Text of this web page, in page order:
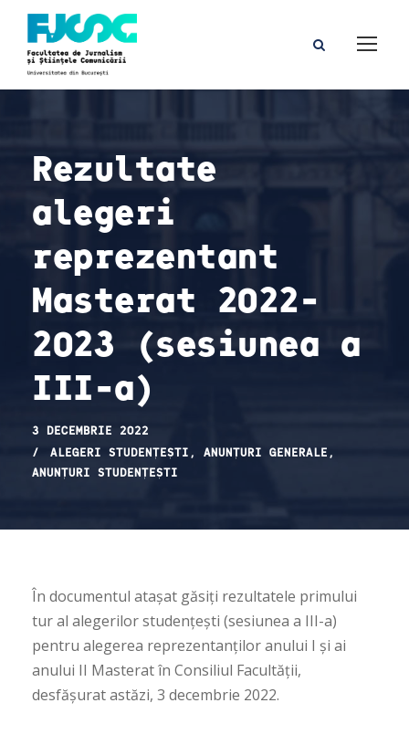
Rezultate
alegeri
reprezentant
Masterat 2022-
2023 (sesiunea a
III-a)
3 DECEMBRIE 2022
ALEGERI STUDENȚEȘTI , ANUNȚURI GENERALE ,
ANUNȚURI STUDENȚEȘTI
În documentul atașat găsiți rezultatele primului
tur al alegerilor studențești (sesiunea a III-a)
pentru alegerea reprezentanților anului I și ai
anului II Masterat în Consiliul Facultății,
desfășurat astăzi, 3 decembrie 2022.